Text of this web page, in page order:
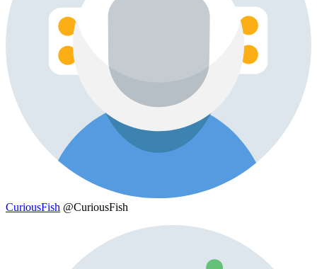
CuriousFish @CuriousFish